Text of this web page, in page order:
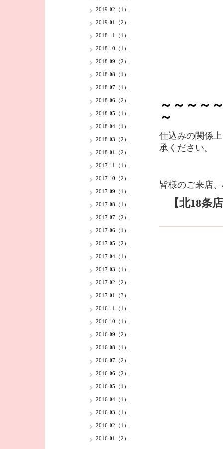
～～～～
～
仕込みの関係
承ください。
皆様のご来店
【北18
2019-02（1）
2019-01（2）
2018-11（1）
2018-10（1）
2018-09（2）
2018-08（1）
2018-07（1）
2018-06（2）
2018-05（1）
2018-04（1）
2018-03（2）
2018-01（2）
2017-11（1）
2017-10（2）
2017-09（1）
2017-08（1）
2017-07（2）
2017-06（1）
2017-05（2）
2017-04（1）
2017-03（1）
2017-02（2）
2017-01（3）
2016-11（1）
2016-10（1）
2016-09（2）
2016-08（1）
2016-07（2）
2016-06（2）
2016-05（1）
2016-04（1）
2016-03（1）
2016-02（1）
2016-01（2）